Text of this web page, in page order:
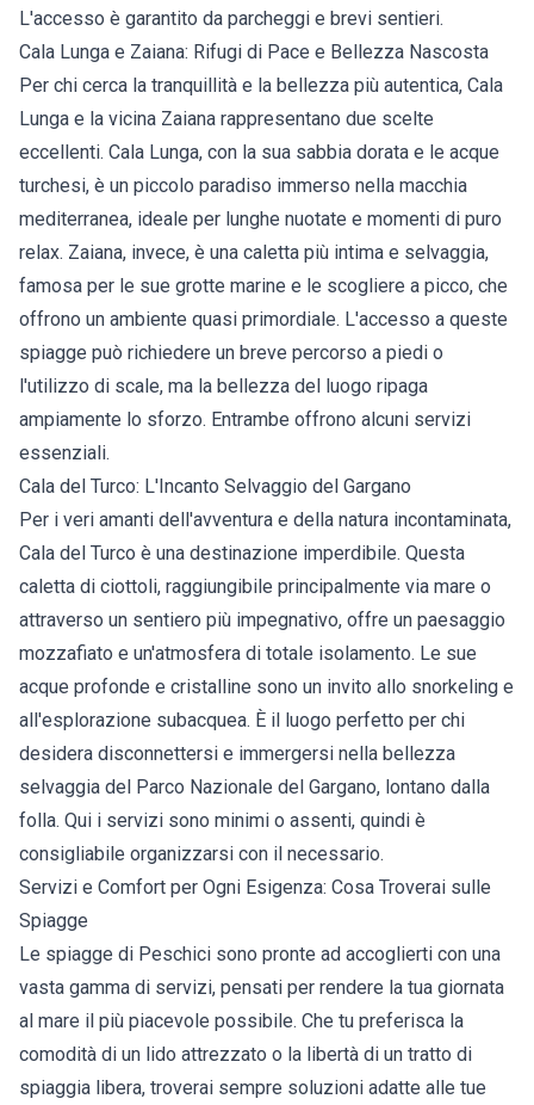
L'accesso è garantito da parcheggi e brevi sentieri.
Cala Lunga e Zaiana: Rifugi di Pace e Bellezza Nascosta
Per chi cerca la tranquillità e la bellezza più autentica, Cala
Lunga e la vicina Zaiana rappresentano due scelte
eccellenti. Cala Lunga, con la sua sabbia dorata e le acque
turchesi, è un piccolo paradiso immerso nella macchia
mediterranea, ideale per lunghe nuotate e momenti di puro
relax. Zaiana, invece, è una caletta più intima e selvaggia,
famosa per le sue grotte marine e le scogliere a picco, che
offrono un ambiente quasi primordiale. L'accesso a queste
spiagge può richiedere un breve percorso a piedi o
l'utilizzo di scale, ma la bellezza del luogo ripaga
ampiamente lo sforzo. Entrambe offrono alcuni servizi
essenziali.
Cala del Turco: L'Incanto Selvaggio del Gargano
Per i veri amanti dell'avventura e della natura incontaminata,
Cala del Turco è una destinazione imperdibile. Questa
caletta di ciottoli, raggiungibile principalmente via mare o
attraverso un sentiero più impegnativo, offre un paesaggio
mozzafiato e un'atmosfera di totale isolamento. Le sue
acque profonde e cristalline sono un invito allo snorkeling e
all'esplorazione subacquea. È il luogo perfetto per chi
desidera disconnettersi e immergersi nella bellezza
selvaggia del Parco Nazionale del Gargano, lontano dalla
folla. Qui i servizi sono minimi o assenti, quindi è
consigliabile organizzarsi con il necessario.
Servizi e Comfort per Ogni Esigenza: Cosa Troverai sulle
Spiagge
Le spiagge di Peschici sono pronte ad accoglierti con una
vasta gamma di servizi, pensati per rendere la tua giornata
al mare il più piacevole possibile. Che tu preferisca la
comodità di un lido attrezzato o la libertà di un tratto di
spiaggia libera, troverai sempre soluzioni adatte alle tue